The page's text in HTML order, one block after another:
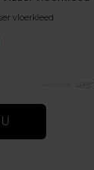
vloerkleed